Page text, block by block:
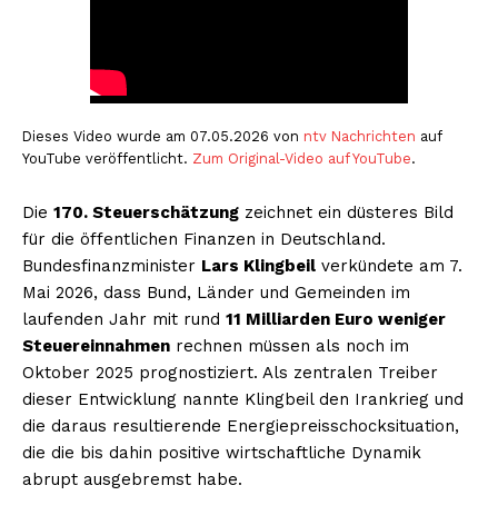
Dieses Video wurde am 07.05.2026 von ntv Nachrichten auf
YouTube veröffentlicht. Zum Original-Video auf YouTube.
Die 170. Steuerschätzung zeichnet ein düsteres Bild
für die öffentlichen Finanzen in Deutschland.
Bundesfinanzminister Lars Klingbeil verkündete am 7.
Mai 2026, dass Bund, Länder und Gemeinden im
laufenden Jahr mit rund 11 Milliarden Euro weniger
Steuereinnahmen rechnen müssen als noch im
Oktober 2025 prognostiziert. Als zentralen Treiber
dieser Entwicklung nannte Klingbeil den Irankrieg und
die daraus resultierende Energiepreisschocksituation,
die die bis dahin positive wirtschaftliche Dynamik
abrupt ausgebremst habe.